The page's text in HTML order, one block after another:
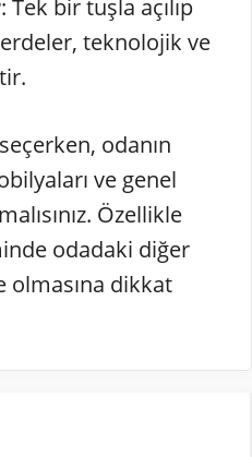
: Tek bir tuşla açılıp
teknolojik ve
odanın
ve genel
Özellikle
odadaki diğer
olmasına dikkat